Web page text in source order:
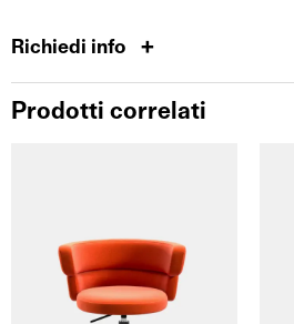
Richiedi info
Prodotti correlati